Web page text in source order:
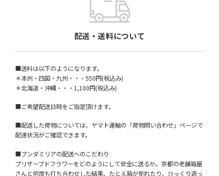
配送・送料について
■送料は以下のようになります。
＊本州・四国・九州・・・550円(税込み)
＊北海道・沖縄・・・1,100円(税込み)
■ご希望配送日時をご指定頂けます。
■配送した荷物については、ヤマト運輸の「荷物問い合わせ」ページで
配達状況がご確認できます。
■プンダミリアの配送へのこだわり
プリザーブドフラワーをどのようにして安全に送るか。京都の老舗箱屋
さんと何度も打ち合わせした結果、たとえ箱が倒れたり、ひっくり返っ